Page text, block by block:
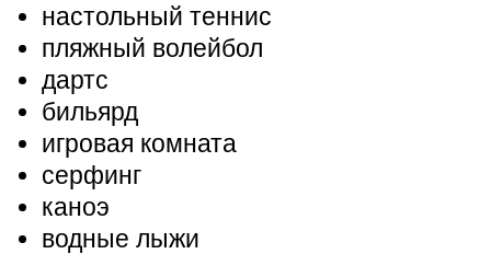
настольный теннис
пляжный волейбол
дартс
бильярд
игровая комната
серфинг
каноэ
водные лыжи